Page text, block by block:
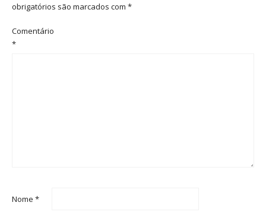
obrigatórios são marcados com *
Comentário
*
Nome *